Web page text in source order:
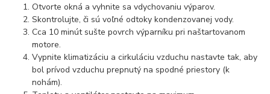
Otvorte okná a vyhnite sa vdychovaniu výparov.
Skontrolujte, či sú voľné odtoky kondenzovanej vody.
Cca 10 minút sušte povrch výparníku pri naštartovanom
motore.
Vypnite klimatizáciu a cirkuláciu vzduchu nastavte tak, aby
bol prívod vzduchu prepnutý na spodné priestory (k
nohám).